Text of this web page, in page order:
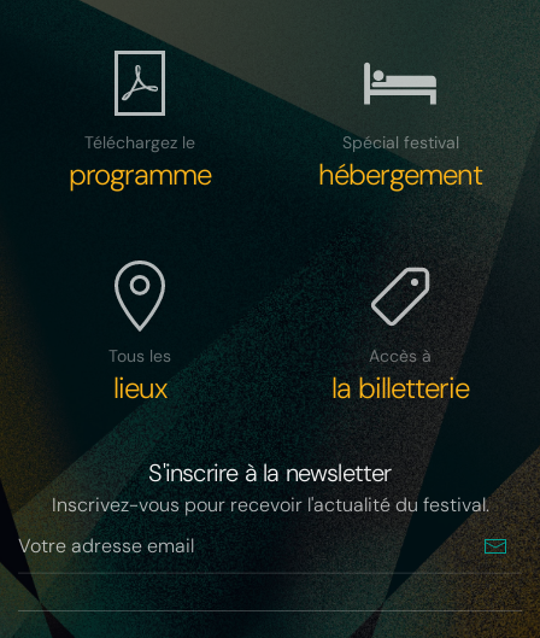
Téléchargez le
programme
Spécial festival
hébergement
Tous les
lieux
Accès à
la billetterie
S'inscrire à la newsletter
Inscrivez-vous pour recevoir l'actualité du festival.